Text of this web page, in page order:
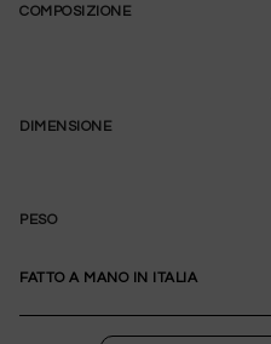
COMPOSIZIONE
DIMENSIONE
PESO
FATTO A MANO IN ITALIA